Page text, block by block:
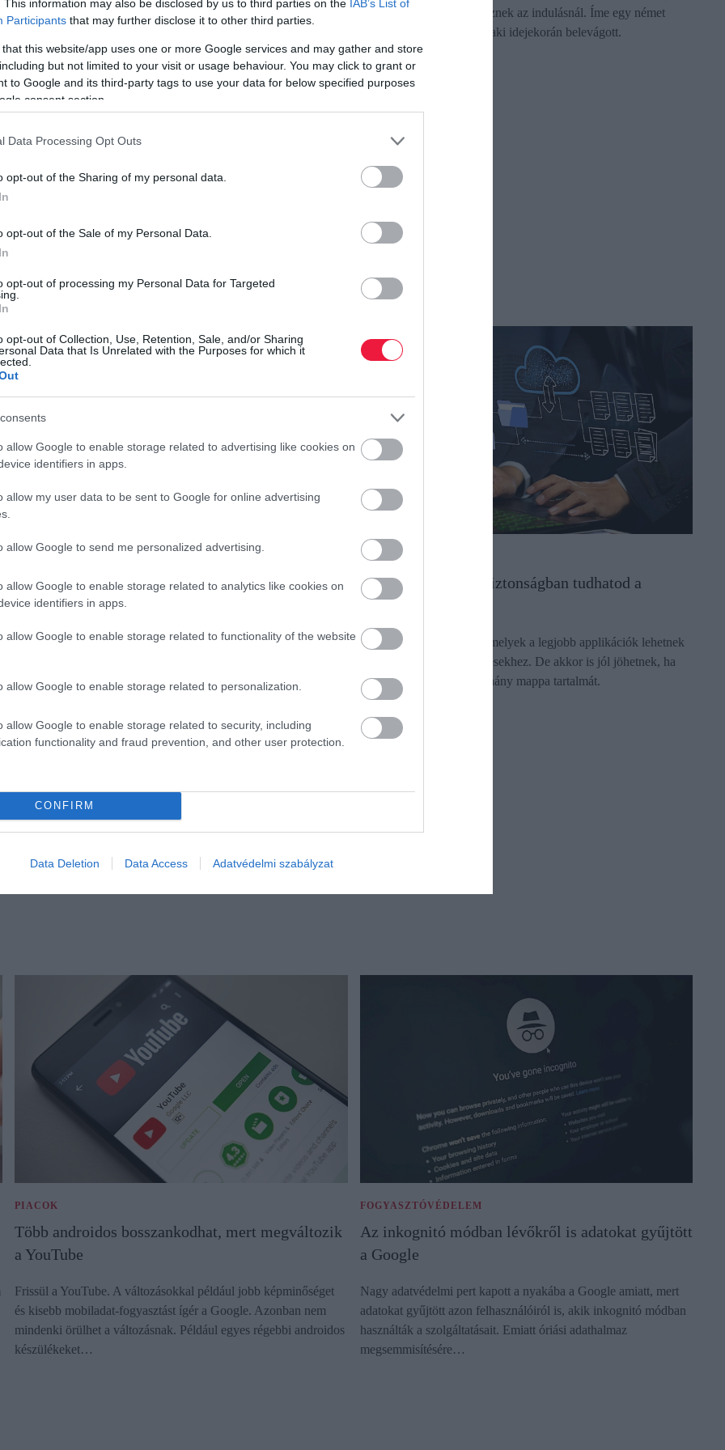
This information may also be disclosed by us to third parties on the IAB’s List of
Participants that may further disclose it to other third parties.
that this website/app uses one or more Google services and may gather and store
but not limited to your visit or usage behaviour. You may click to grant or
to Google and its third-party tags to use your data for below specified purposes
consent section.
Data Processing Opt Outs
opt-out of the Sharing of my personal data.
opt-out of the Sale of my Personal Data.
opt-out of processing my Personal Data for Targeted
opt-out of Collection, Use, Retention, Sale, and/or Sharing
Data that Is Unrelated with the Purposes for which it
allow Google to enable storage related to advertising like cookies on
identifiers in apps.
allow my user data to be sent to Google for online advertising
allow Google to send me personalized advertising.
allow Google to enable storage related to analytics like cookies on
identifiers in apps.
allow Google to enable storage related to functionality of the website
allow Google to enable storage related to personalization.
allow Google to enable storage related to security, including
functionality and fraud prevention, and other user protection.
CONFIRM
Data Deletion Data Access Adatvédelmi szabályzat
adatvesztéstől: automatikus zárolás offline módban, biztonsági
újdonságok nem…
mindig akadályokba ütköznek az indulásnál. Íme egy német
gazdálkodó tapasztalatai, aki idejekorán belevágott.
FOGYASZTÓVÉDELEM
A Meta az adataidat akarja, de Brüsszel nem adja!
A mesterséges intelligencia-modellek fejlesztéséhez rengeteg
Instagramra és a Facebookra regisztrált óriási mennyiségű
PIACOK
5 szoftver, amivel biztonságban tudhatod a
fájljaid
Sorolunk öt alkalmazást, melyek a legjobb applikációk lehetnek
komplett biztonsági mentésekhez. De akkor is jól jöhetnek, ha
szinkronban tartanánk néhány mappa tartalmát.
PIACOK
Több androidos bosszankodhat, mert megváltozik
a YouTube
Frissül a YouTube. A változásokkal például jobb képminőséget
és kisebb mobiladat-fogyasztást ígér a Google. Azonban nem
mindenki örülhet a változásnak. Például egyes régebbi androidos
készülékeket…
FOGYASZTÓVÉDELEM
Az inkognitó módban lévőkről is adatokat gyűjtött
a Google
Nagy adatvédelmi pert kapott a nyakába a Google amiatt, mert
adatokat gyűjtött azon felhasználóiról is, akik inkognitó módban
használták a szolgáltatásait. Emiatt óriási adathalmaz
megsemmisítésére…